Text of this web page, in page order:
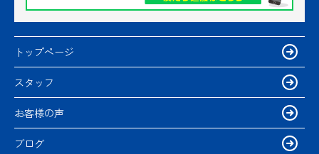
トップページ
スタッフ
お客様の声
ブログ